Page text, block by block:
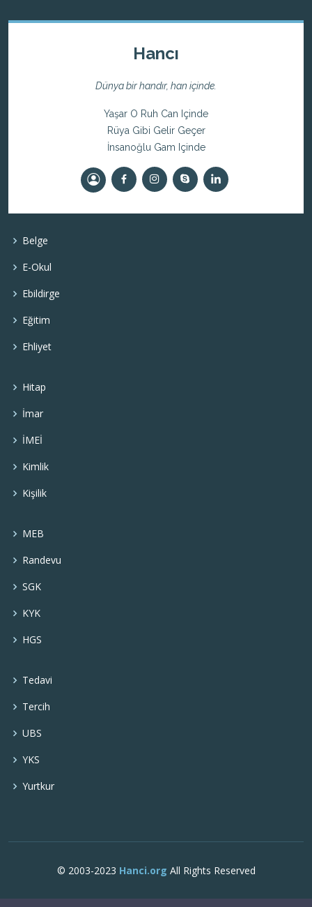
Hancı
Dünya bir handır, han içinde.
Yaşar O Ruh Can Içinde
Rüya Gibi Gelir Geçer
İnsanoğlu Gam Içinde
Belge
E-Okul
Ebildirge
Eğitim
Ehliyet
Hitap
İmar
İMEİ
Kimlik
Kişilik
MEB
Randevu
SGK
KYK
HGS
Tedavi
Tercih
UBS
YKS
Yurtkur
© 2003-2023 Hanci.org All Rights Reserved